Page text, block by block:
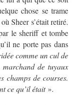
chose se trame
Sheer s’était retiré.
le sheriff et tombe
ne porte pas dans
comme un cul de
de tuyaux
champs de courses.
ce qu’il était ».